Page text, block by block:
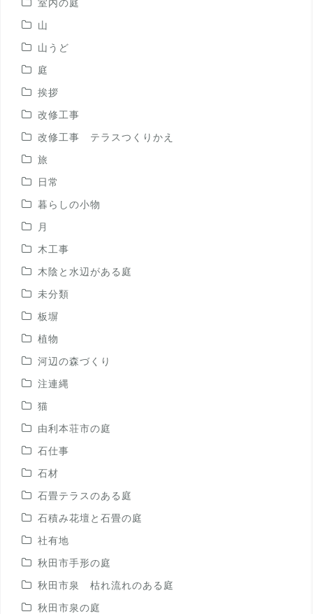
室内の庭
山
山うど
庭
挨拶
改修工事
改修工事 テラスつくりかえ
旅
日常
暮らしの小物
月
木工事
木陰と水辺がある庭
未分類
板塀
植物
河辺の森づくり
注連縄
猫
由利本荘市の庭
石仕事
石材
石畳テラスのある庭
石積み花壇と石畳の庭
社有地
秋田市手形の庭
秋田市泉 枯れ流れのある庭
秋田市泉の庭